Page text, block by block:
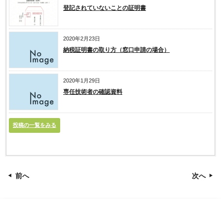
登記されていないことの証明書
2020年2月23日
納税証明書の取り方（窓口申請の場合）
2020年1月29日
専任技術者の確認資料
投稿の一覧をみる
前へ 次へ